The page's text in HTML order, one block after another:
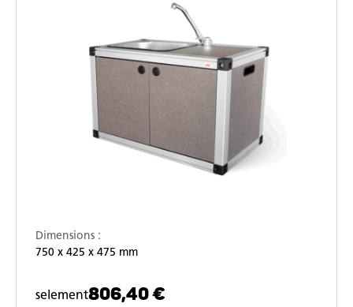
Dimensions :
750 x 425 x 475 mm
selement806,40 €